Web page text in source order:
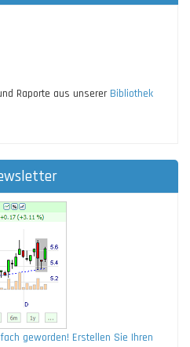
Raporte aus unserer Bibliothek
geworden! Erstellen Sie Ihren